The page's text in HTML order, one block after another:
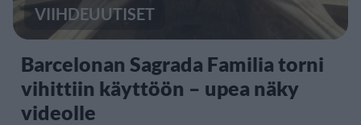
VIIHDEUUTISET
Barcelonan Sagrada Familia torni
vihittiin käyttöön – upea näky
videolle